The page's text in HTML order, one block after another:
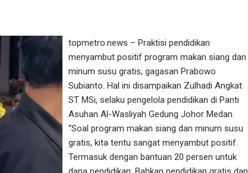
topmetro.news – Praktisi pendidikan
menyambut positif program makan siang dan
minum susu gratis, gagasan Prabowo
Subianto. Hal ini disampaikan Zulhadi Angkat
ST MSi, selaku pengelola pendidikan di Panti
Asuhan Al-Wasliyah Gedung Johor Medan.
“Soal program makan siang dan minum susu
gratis, kita tentu sangat menyambut positif.
Termasuk dengan bantuan 20 persen untuk